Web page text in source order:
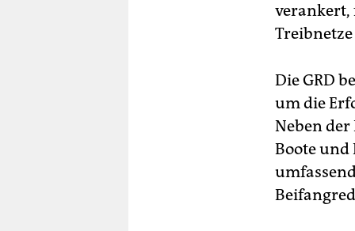
verankert,
Die GRD
um die
Neben
Boote und